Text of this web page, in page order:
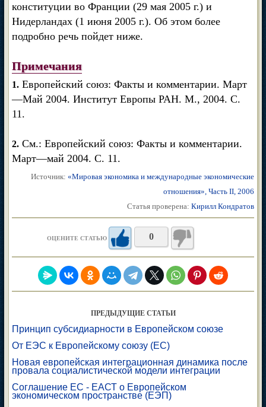
конституции во Франции (29 мая 2005 г.) и
Нидерландах (1 июня 2005 г.). Об этом более
подробно речь пойдет ниже.
Примечания
1. Европейский союз: Факты и комментарии. Март
—Май 2004. Институт Европы РАН. М., 2004. С.
11.
2. См.: Европейский союз: Факты и комментарии.
Март—май 2004. С. 11.
Источник: «Мировая экономика и международные экономические
отношения», Часть II, 2006
Статья проверена: Кирилл Кондратов
ОЦЕНИТЕ СТАТЬЮ 0
ПРЕДЫДУЩИЕ СТАТЬИ
Принцип субсидиарности в Европейском союзе
От ЕЭС к Европейскому союзу (ЕС)
Новая европейская интеграционная динамика после
провала социалистической модели интеграции
Соглашение ЕС - ЕАСТ о Европейском
экономическом пространстве (ЕЭП)